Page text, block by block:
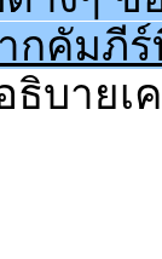
กคัมภี
บายเ